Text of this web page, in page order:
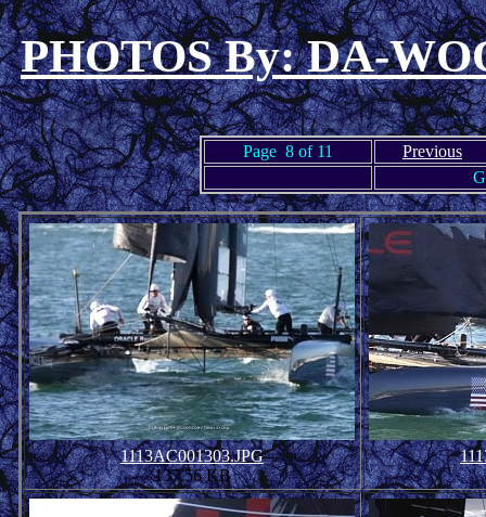
PHOTOS By: DA-
Page 8 of 11
Previous
1113AC001303.JPG
137.56 KB